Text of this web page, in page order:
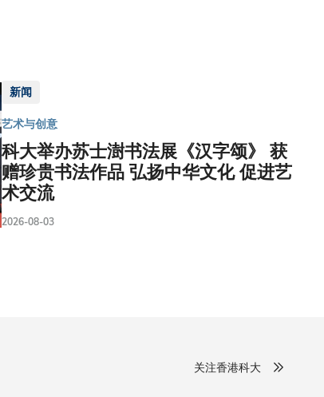
新闻
艺术与创意
科大举办苏士澍书法展《汉字颂》 获
赠珍贵书法作品 弘扬中华文化 促进艺
术交流
2026-08-03
关注香港科大